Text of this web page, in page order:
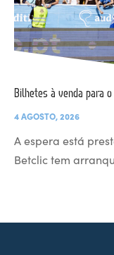
Bilhetes à venda para
4 AGOSTO, 2026
A espera está
Betclic tem